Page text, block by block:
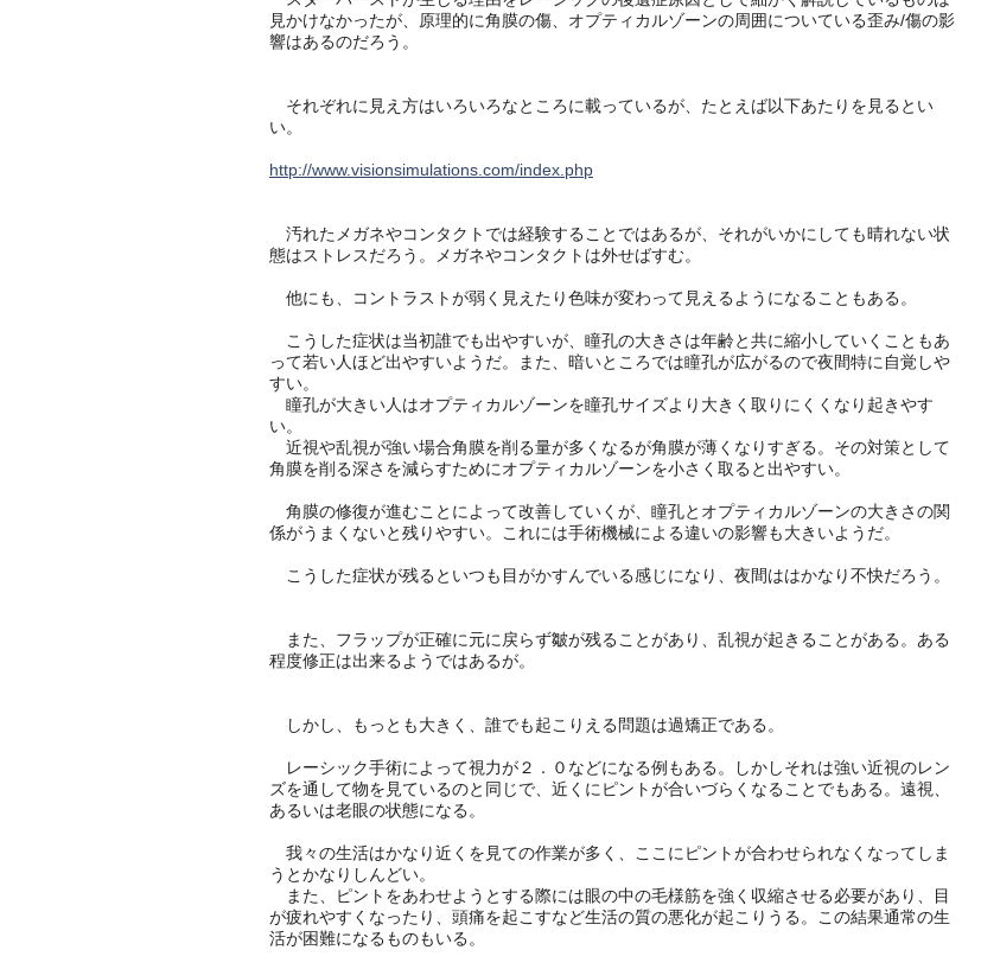
見かけなかったが、原理的に角膜の傷、オプティカルゾーンの周囲についている歪み/傷の影
響はあるのだろう。
それぞれに見え方はいろいろなところに載っているが、たとえば以下あたりを見るとい
い。
http://www.visionsimulations.com/index.php
汚れたメガネやコンタクトでは経験することではあるが、それがいかにしても晴れない状
態はストレスだろう。メガネやコンタクトは外せばすむ。
他にも、コントラストが弱く見えたり色味が変わって見えるようになることもある。
こうした症状は当初誰でも出やすいが、瞳孔の大きさは年齢と共に縮小していくこともあ
って若い人ほど出やすいようだ。また、暗いところでは瞳孔が広がるので夜間特に自覚しや
すい。
瞳孔が大きい人はオプティカルゾーンを瞳孔サイズより大きく取りにくくなり起きやす
い。
近視や乱視が強い場合角膜を削る量が多くなるが角膜が薄くなりすぎる。その対策として
角膜を削る深さを減らすためにオプティカルゾーンを小さく取ると出やすい。
角膜の修復が進むことによって改善していくが、瞳孔とオプティカルゾーンの大きさの関
係がうまくないと残りやすい。これには手術機械による違いの影響も大きいようだ。
こうした症状が残るといつも目がかすんでいる感じになり、夜間ははかなり不快だろう。
また、フラップが正確に元に戻らず皺が残ることがあり、乱視が起きることがある。ある
程度修正は出来るようではあるが。
しかし、もっとも大きく、誰でも起こりえる問題は過矯正である。
レーシック手術によって視力が２．０などになる例もある。しかしそれは強い近視のレン
ズを通して物を見ているのと同じで、近くにピントが合いづらくなることでもある。遠視、
あるいは老眼の状態になる。
我々の生活はかなり近くを見ての作業が多く、ここにピントが合わせられなくなってしま
うとかなりしんどい。
また、ピントをあわせようとする際には眼の中の毛様筋を強く収縮させる必要があり、目
が疲れやすくなったり、頭痛を起こすなど生活の質の悪化が起こりうる。この結果通常の生
活が困難になるものもいる。